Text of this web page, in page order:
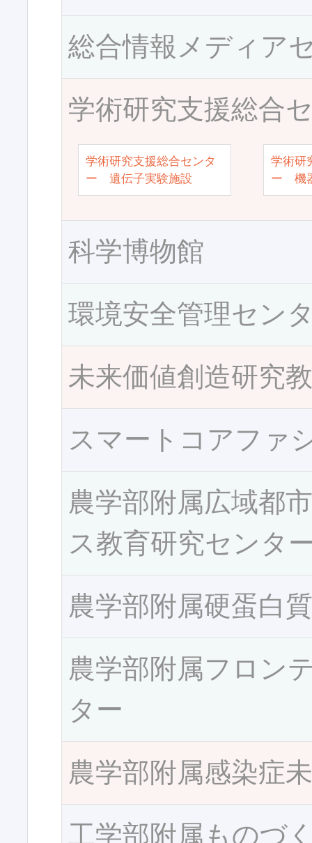
総合情報メディア
学術研究支援総合
学術研究支援総合センタ
ー 遺伝子実験施設
学術研
ー 機
科学博物館
環境安全管理セン
未来価値創造研究
スマートコアファ
農学部附属広域都
ス教育研究センタ
農学部附属硬蛋白
農学部附属フロン
ター
農学部附属感染症
工学部附属ものづ